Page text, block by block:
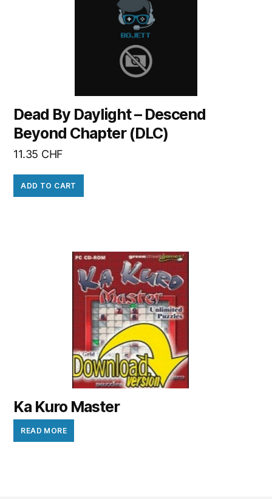
Dead By Daylight – Descend
Beyond Chapter (DLC)
11.35 CHF
ADD TO CART
Ka Kuro Master
READ MORE